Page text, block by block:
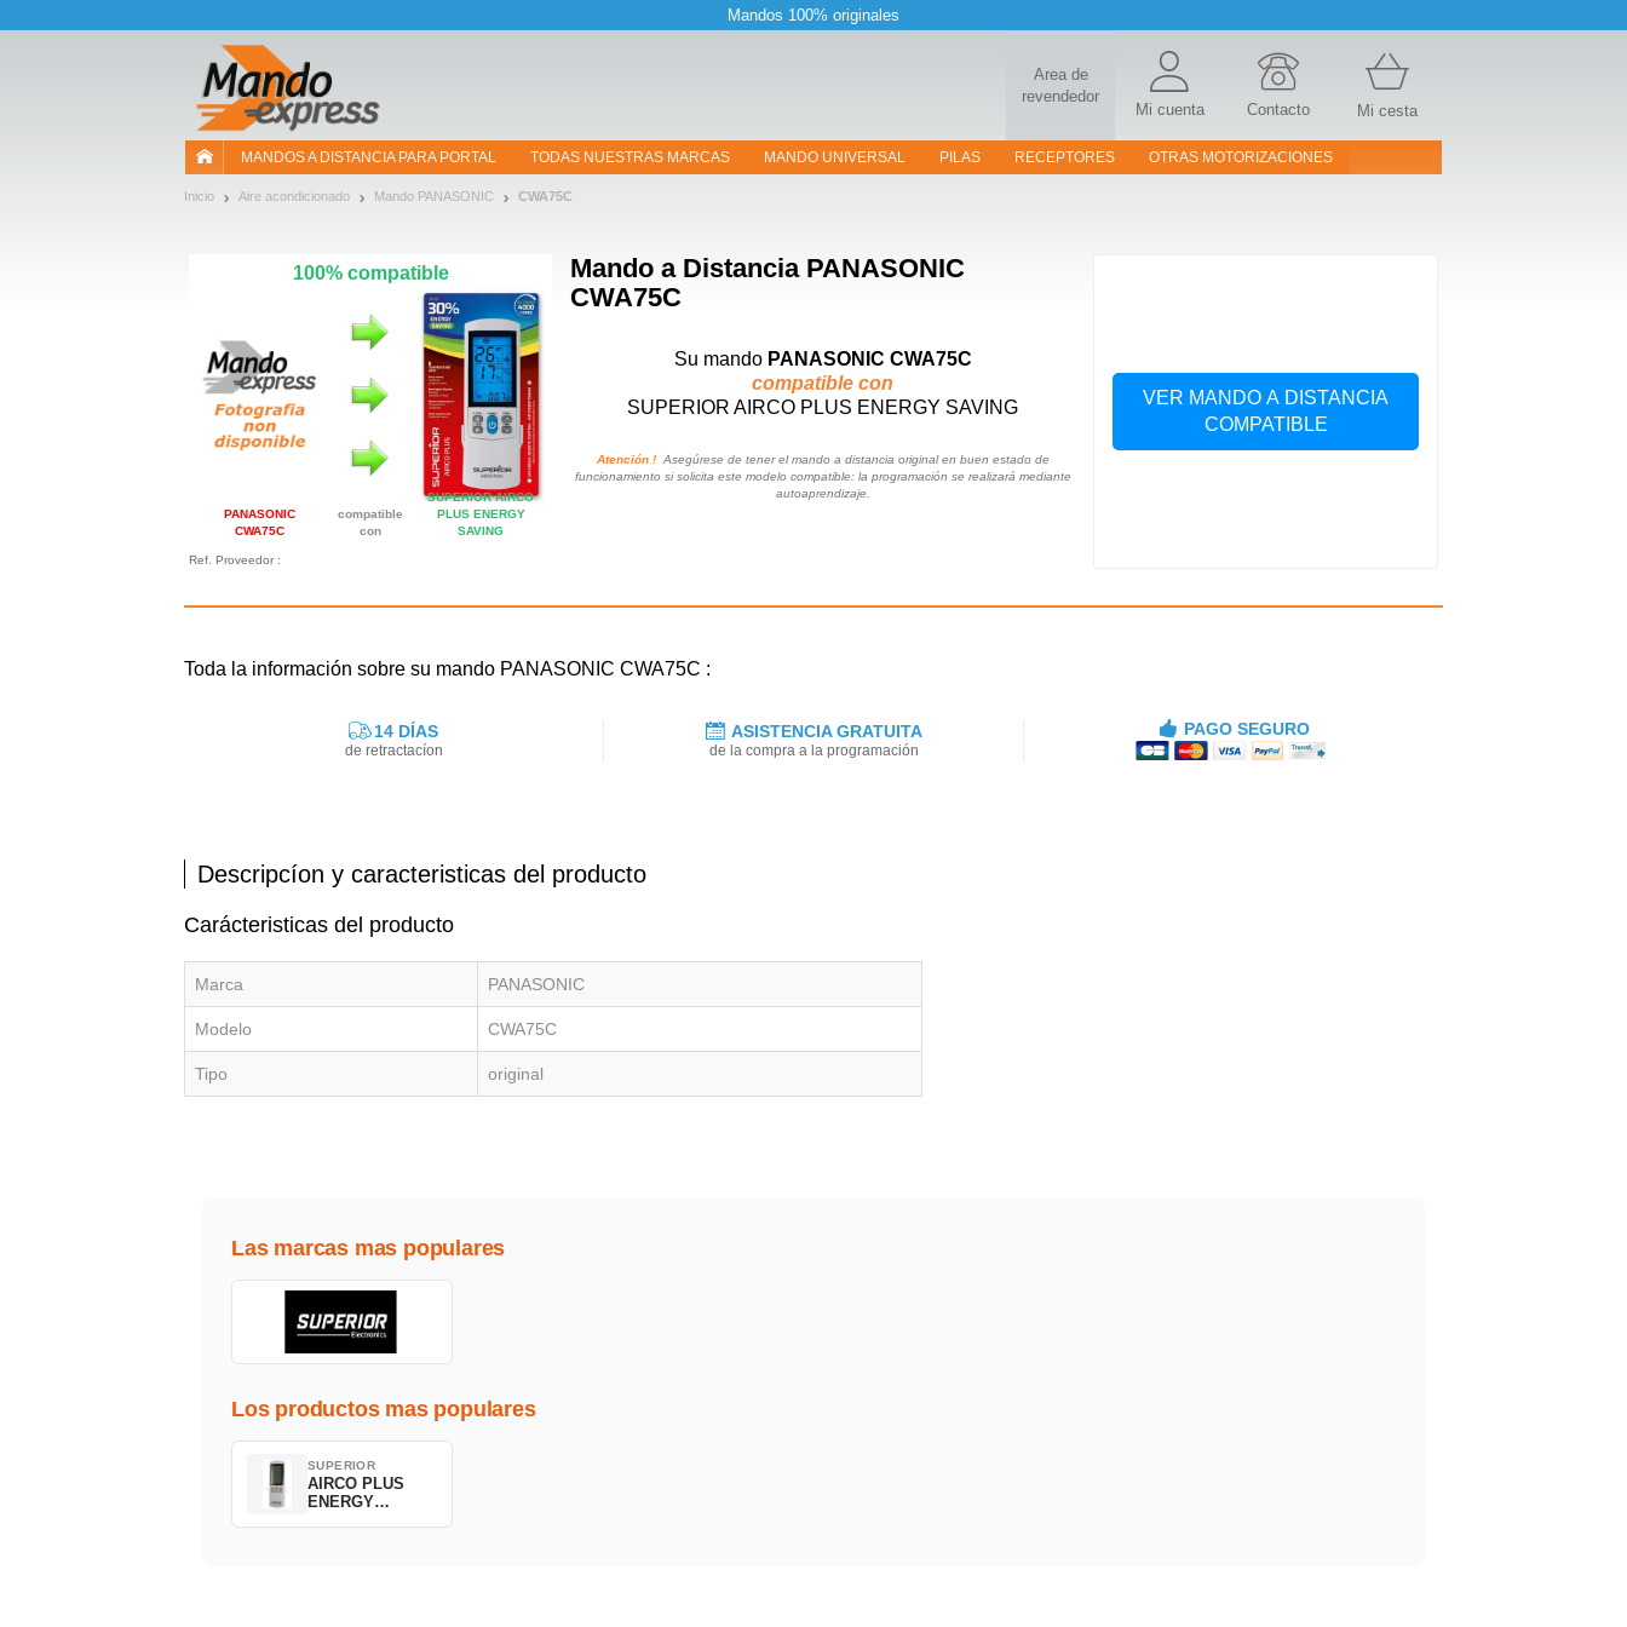
Mandos 100% originales
Area de
revendedor
Mi cuenta Contacto Mi cesta
MANDOS A DISTANCIA PARA PORTAL TODAS NUESTRAS MARCAS MANDO UNIVERSAL PILAS RECEPTORES OTRAS MOTORIZACIONES
Inicio Aire acondicionado Mando PANASONIC CWA75C
Mando a DistanciaPANASONIC
CWA75C
100% compatible
PANASONIC
CWA75C
compatible
con
SUPERIOR AIRCO
PLUS ENERGY
SAVING
Su mando PANASONIC CWA75C
compatible con
SUPERIOR AIRCO PLUS ENERGY SAVING
Atención !Asegúrese de tener el mando a distancia original en buen estado de
funcionamiento si solicita este modelo compatible: la programación se realizará mediante
autoaprendizaje.
VER MANDO A DISTANCIA
COMPATIBLE
Ref. Proveedor :
Toda la información sobre su mando PANASONIC CWA75C :
14 DÍAS
de retractacíon
ASISTENCIA GRATUITA
de la compra a la programación
PAGO SEGURO
Descripcíon y caracteristicas del producto
Carácteristicas del producto
Marca PANASONIC
Modelo CWA75C
Tipo original
Las marcas mas populares
Los productos mas populares
SUPERIOR
AIRCO PLUS
ENERGY